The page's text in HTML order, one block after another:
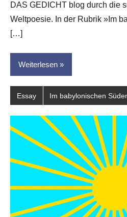
DAS GEDICHT blog durch die
Weltpoesie. In der Rubrik »Im
[…]
Weiterlesen
Essay Im babylonischen